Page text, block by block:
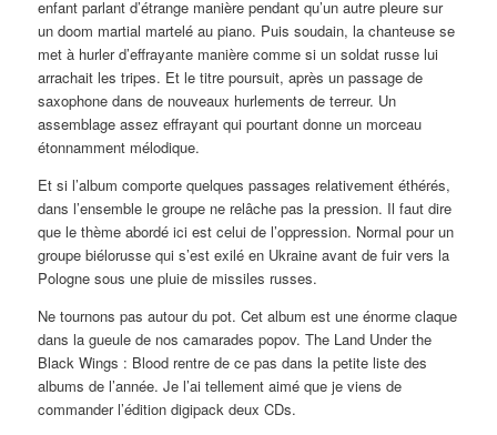
enfant parlant d’étrange manière pendant qu’un autre pleure sur
un doom martial martelé au piano. Puis soudain, la chanteuse se
met à hurler d’effrayante manière comme si un soldat russe lui
arrachait les tripes. Et le titre poursuit, après un passage de
saxophone dans de nouveaux hurlements de terreur. Un
assemblage assez effrayant qui pourtant donne un morceau
étonnamment mélodique.
Et si l’album comporte quelques passages relativement éthérés,
dans l’ensemble le groupe ne relâche pas la pression. Il faut dire
que le thème abordé ici est celui de l’oppression. Normal pour un
groupe biélorusse qui s’est exilé en Ukraine avant de fuir vers la
Pologne sous une pluie de missiles russes.
Ne tournons pas autour du pot. Cet album est une énorme claque
dans la gueule de nos camarades popov. The Land Under the
Black Wings : Blood rentre de ce pas dans la petite liste des
albums de l’année. Je l’ai tellement aimé que je viens de
commander l’édition digipack deux CDs.